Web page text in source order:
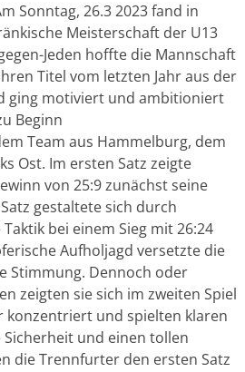
Sonntag, 26.3 2023 fand in
Meisterschaft der U13
Jeden hoffte die Mannschaft
Titel vom letzten Jahr aus der
ging motiviert und ambitioniert
Beginn
Team aus Hammelburg, dem
Ost. Im ersten Satz zeigte
von 25:9 zunächst seine
gestaltete sich durch
bei einem Sieg mit 26:24
Aufholjagd versetzte die
Stimmung. Dennoch oder
zeigten sie sich im zweiten Spiel
konzentriert und spielten klaren
und einen tollen
die Trennfurter den ersten Satz